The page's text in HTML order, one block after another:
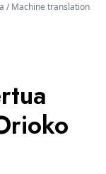
/ Machine translation